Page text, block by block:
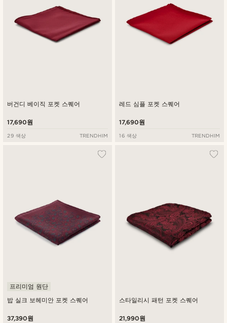
버건디 베이직 포켓 스퀘어
17,690원
29 색상 TRENDHIM
레드 심플 포켓 스퀘어
17,690원
16 색상 TRENDHIM
밥 실크 보헤미안 포켓 스퀘어
프리미엄 원단
37,390원
스타일리시 패턴 포켓 스퀘어
21,990원